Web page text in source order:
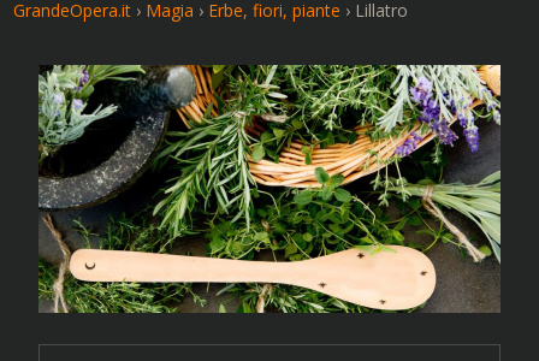
GrandeOpera.it › Magia › Erbe, fiori, piante › Lillatro